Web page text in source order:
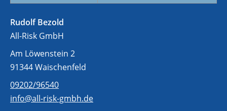
Rudolf Bezold
All-Risk GmbH
Am Löwenstein 2
91344 Waischenfeld
09202/96540
info@all-risk-gmbh.de